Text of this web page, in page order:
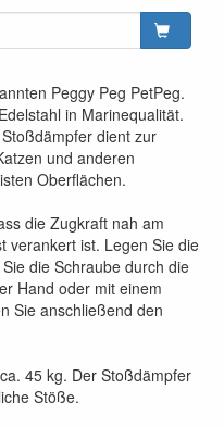
Peggy Peg PetPeg.
in Marinequalität.
dient zur
und anderen
Oberflächen.
die Zugkraft nah am
verankert ist. Legen Sie die
die Schraube durch die
Hand oder mit einem
Sie anschließend den
45 kg. Der Stoßdämpfer
Stöße.